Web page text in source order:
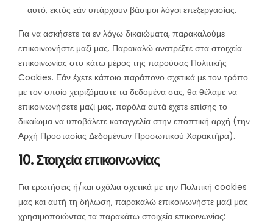
αυτό, εκτός εάν υπάρχουν βάσιμοι λόγοι επεξεργασίας.
Για να ασκήσετε τα εν λόγω δικαιώματα, παρακαλούμε
επικοινωνήστε μαζί μας. Παρακαλώ ανατρέξτε στα στοιχεία
επικοινωνίας στο κάτω μέρος της παρούσας Πολιτικής
Cookies. Εάν έχετε κάποιο παράπονο σχετικά με τον τρόπο
με τον οποίο χειριζόμαστε τα δεδομένα σας, θα θέλαμε να
επικοινωνήσετε μαζί μας, παρόλα αυτά έχετε επίσης το
δικαίωμα να υποβάλετε καταγγελία στην εποπτική αρχή (την
Αρχή Προστασίας Δεδομένων Προσωπικού Χαρακτήρα).
10. Στοιχεία επικοινωνίας
Για ερωτήσεις ή/και σχόλια σχετικά με την Πολιτική cookies
μας και αυτή τη δήλωση, παρακαλώ επικοινωνήστε μαζί μας
χρησιμοποιώντας τα παρακάτω στοιχεία επικοινωνίας: